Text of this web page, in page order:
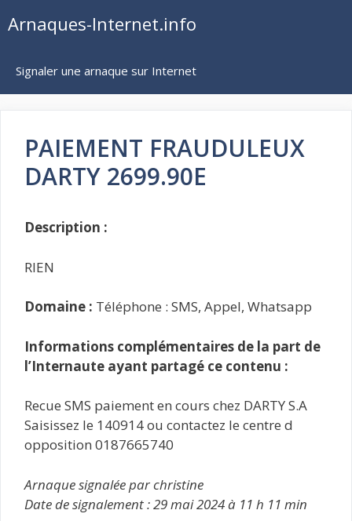
auArnaques-Internet.info
Signaler une arnaque sur Internet
PAIEMENT FRAUDULEUX
DARTY 2699.90E
Description :
RIEN
Domaine : Téléphone : SMS, Appel, Whatsapp
Informations complémentaires de la part de
l’Internaute ayant partagé ce contenu :
Recue SMS paiement en cours chez DARTY S.A
Saisissez le 140914 ou contactez le centre d
opposition 0187665740
Arnaque signalée par christine
Date de signalement : 29 mai 2024 à 11 h 11 min